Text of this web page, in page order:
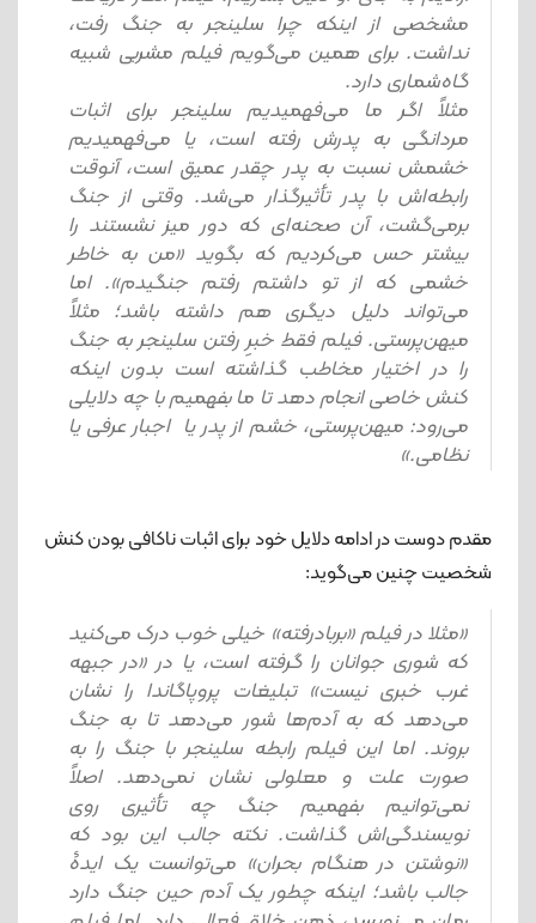
مشخصی از اینکه چرا سلینجر به جنگ رفت،
نداشت. برای همین می‌گویم فیلم مشربی شبیه
گاه‌شماری دارد.
مثلاً اگر ما می‌فهمیدیم سلینجر برای اثبات
مردانگی به پدرش رفته است، یا می‌فهمیدیم
خشمش نسبت به پدر چقدر عمیق است، آن‎وقت
رابطه‌اش با پدر تأثیرگذار می‌شد. وقتی از جنگ
برمی‌گشت، آن صحنه‌ای که دور میز نشستند را
بیشتر حس می‌کردیم که بگوید «من به خاطر
خشمی که از تو داشتم رفتم جنگیدم». اما
می‌تواند دلیل دیگری هم داشته باشد؛ مثلاً
میهن‌پرستی. فیلم فقط خبرِ رفتن سلینجر به جنگ
را در اختیار مخاطب گذاشته است بدون اینکه
کنش خاصی انجام دهد تا ما بفهمیم با چه دلایلی
می‌رود: میهن‌پرستی، خشم از پدر یا اجبار عرفی یا
نظامی.»
مقدم دوست در ادامه دلایل خود برای اثبات ناکافی بودن کنش
شخصیت چنین می‌گوید:
«مثلا در فیلم «بربادرفته» خیلی خوب درک می‌کنید
که شوری جوانان را گرفته است، یا در «در جبهه
غرب خبری نیست» تبلیغات پروپاگاندا را نشان
می‌دهد که به آدم‌ها شور می‌دهد تا به جنگ
بروند. اما این فیلم رابطه سلینجر با جنگ را به
صورت علت و معلولی نشان نمی‌دهد. اصلاً
نمی‌توانیم بفهمیم جنگ چه تأثیری روی
نویسندگی‌اش گذاشت. نکته جالب این بود که
«نوشتن در هنگام بحران» می‌توانست یک ایدۀ
جالب باشد؛ اینکه چطور یک آدم حین جنگ دارد